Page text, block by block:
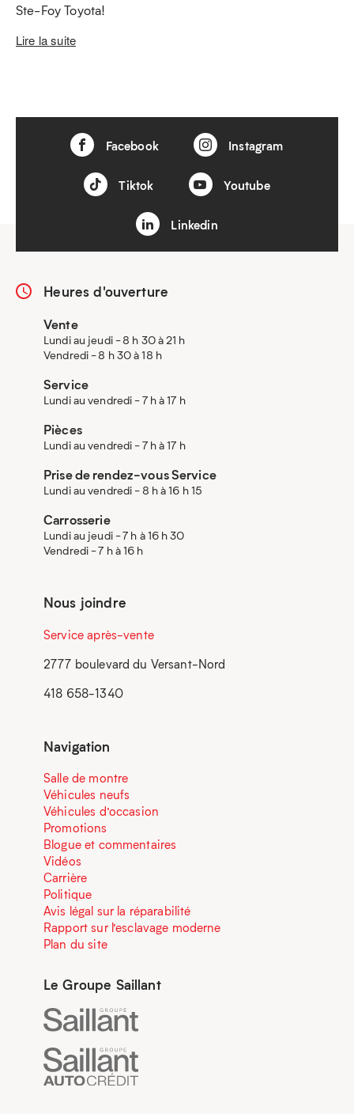
Ste-Foy Toyota!
Lire la suite
Facebook Instagram
Tiktok Youtube
Linkedin
Heures d'ouverture
Vente
Lundi au jeudi - 8 h 30 à 21 h
Vendredi - 8 h 30 à 18 h
Service
Lundi au vendredi - 7 h à 17 h
Pièces
Lundi au vendredi - 7 h à 17 h
Prise de rendez-vous Service
Lundi au vendredi - 8 h à 16 h 15
Carrosserie
Lundi au jeudi - 7 h à 16 h 30
Vendredi - 7 h à 16 h
Nous joindre
Service après-vente
2777 boulevard du Versant-Nord
418 658-1340
Navigation
Salle de montre
Véhicules neufs
Véhicules d’occasion
Promotions
Blogue et commentaires
Vidéos
Carrière
Politique
Avis légal sur la réparabilité
Rapport sur l’esclavage moderne
Plan du site
Le Groupe Saillant